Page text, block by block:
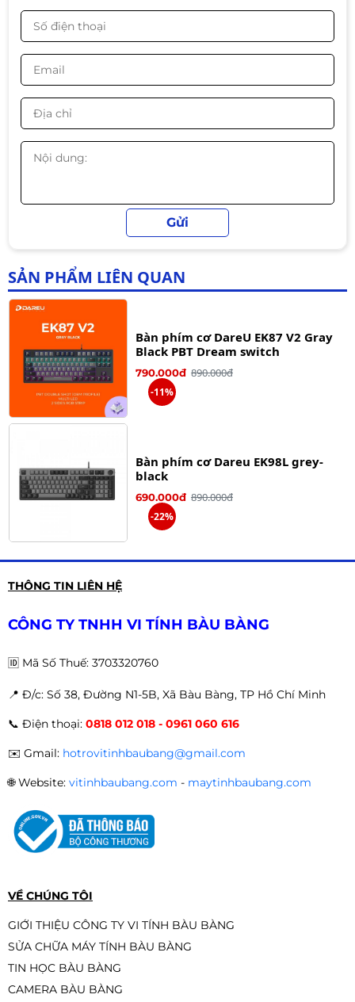
nóng.
Sản phẩm này đã được thử nghiệm và xác nhận trên
hệ thống Dell.
Có các phím nóng đa phương tiện giúp cho việc
thao tác thuận tiện dễ dàng hơn như play, pause,
rewind, fast or volume.
SẢN PHẨM LIÊN QUAN
Bàn Phím Giả Cơ Gaming MAGIC K-
01L MIX LED Rainbow | Fullsize Có
-18%
Bàn phím Văn Phòng Dareu LK185
250.000đ 290.000đ
Bàn phím cơ DareU EK87 V2 Gray
Black PBT Dream switch
790.000đ 890.000đ
-11%
Bàn phím cơ Dareu EK98L grey-
black
690.000đ 890.000đ
-22%
570.000đ 690.000đ
Màu Hồng/Trắng/Đen/Xanh (Blue
650.000đ 690.000đ
BÀN PHÍM NEWMEN E007
THÔNG TIN LIÊN HỆ
CÔNG TY TNHH VI TÍNH BÀU BÀNG
🆔 Mã Số Thuế: 3703320760
📍 Đ/c: Số 38, Đường N1-5B, Xã Bàu Bàng, TP Hồ Chí Minh
📞 Điện thoại: 0818 012 018 - 0961 060 616
✉️ Gmail: hotrovitinhbaubang@gmail.com
🌐Website: vitinhbaubang.com - maytinhbaubang.com
VỀ CHÚNG TÔI
GIỚI THIỆU CÔNG TY VI TÍNH BÀU BÀNG
SỬA CHỮA MÁY TÍNH BÀU BÀNG
TIN HỌC BÀU BÀNG
CAMERA BÀU BÀNG